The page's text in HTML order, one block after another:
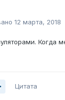
12 марта, 2018
Когда
Цитата